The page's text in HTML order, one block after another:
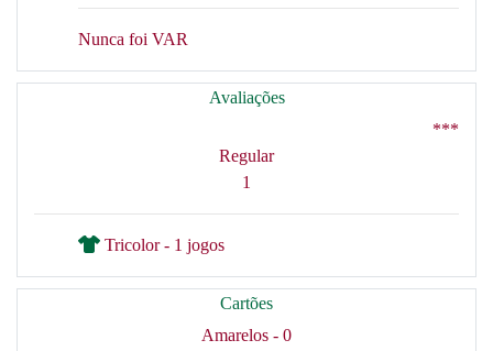
Nunca foi VAR
Avaliações
***
Regular
1
Tricolor - 1 jogos
Cartões
Amarelos - 0